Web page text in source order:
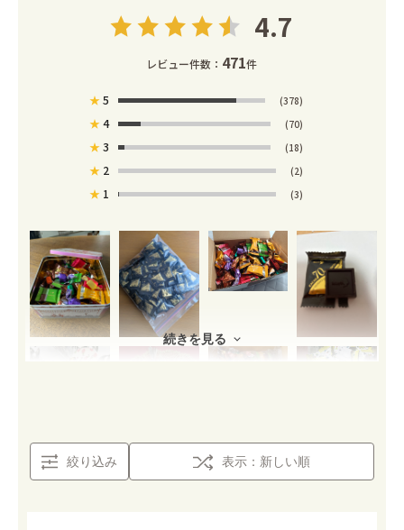
4.7
レビュー件数： 471件
★5 (378)
★4 (70)
★3 (18)
★ 2 (2)
★ 1 (3)
続きを見る
絞り込み 表示：新しい順